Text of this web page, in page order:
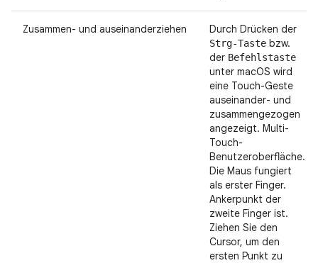
Zusammen- und auseinanderziehen Durch Drücken der
Strg-Taste bzw.
der Befehlstaste
unter macOS wird
eine Touch-Geste
auseinander- und
zusammengezogen
angezeigt. Multi-
Touch-
Benutzeroberfläche.
Die Maus fungiert
als erster Finger.
Ankerpunkt der
zweite Finger ist.
Ziehen Sie den
Cursor, um den
ersten Punkt zu